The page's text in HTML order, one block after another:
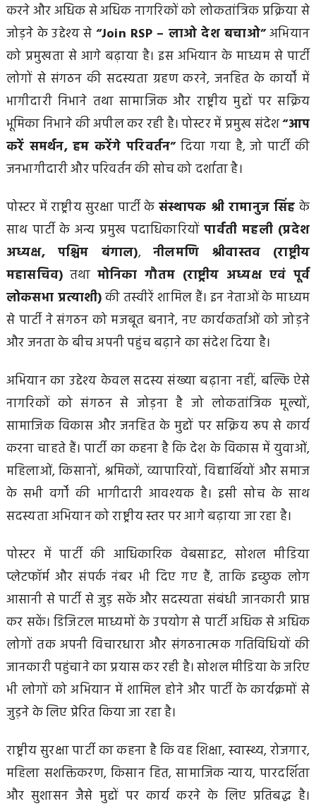
करने और अधिक से अधिक नागरिकों को लोकतांत्रिक प्रक्रिया से
जोड़ने के उद्देश्य से “Join RSP – लाओ देश बचाओ”अभियान
को प्रमुखता से आगे बढ़ाया है। इस अभियान के माध्यम से पार्टी
लोगों से संगठन की सदस्यता ग्रहण करने, जनहित के कार्यों में
भागीदारी निभाने तथा सामाजिक और राष्ट्रीय मुद्दों पर सक्रिय
भूमिका निभाने की अपील कर रही है। पोस्टर में प्रमुख संदेश“आप
करें समर्थन, हम करेंगे परिवर्तन”दिया गया है, जो पार्टी की
जनभागीदारी और परिवर्तन की सोच को दर्शाता है।
पोस्टर में राष्ट्रीय सुरक्षा पार्टी के संस्थापक श्री रामानुज सिंह के
साथ पार्टी के अन्य प्रमुख पदाधिकारियोंपार्वती महली (प्रदेश
अध्यक्ष, पश्चिम बंगाल),नीलमणि श्रीवास्तव (राष्ट्रीय
महासचिव) तथामोनिका गौतम (राष्ट्रीय अध्यक्ष एवं पूर्व
लोकसभा प्रत्याशी)की तस्वीरें शामिल हैं। इन नेताओं के माध्यम
से पार्टी ने संगठन को मजबूत बनाने, नए कार्यकर्ताओं को जोड़ने
और जनता के बीच अपनी पहुंच बढ़ाने का संदेश दिया है।
अभियान का उद्देश्य केवल सदस्य संख्या बढ़ाना नहीं, बल्कि ऐसे
नागरिकों को संगठन से जोड़ना है जो लोकतांत्रिक मूल्यों,
सामाजिक विकास और जनहित के मुद्दों पर सक्रिय रूप से कार्य
करना चाहते हैं। पार्टी का कहना है कि देश के विकास में युवाओं,
महिलाओं, किसानों, श्रमिकों, व्यापारियों, विद्यार्थियों और समाज
के सभी वर्गों की भागीदारी आवश्यक है। इसी सोच के साथ
सदस्यता अभियान को राष्ट्रीय स्तर पर आगे बढ़ाया जा रहा है।
पोस्टर में पार्टी की आधिकारिक वेबसाइट, सोशल मीडिया
प्लेटफॉर्म और संपर्क नंबर भी दिए गए हैं, ताकि इच्छुक लोग
आसानी से पार्टी से जुड़ सकें और सदस्यता संबंधी जानकारी प्राप्त
कर सकें। डिजिटल माध्यमों के उपयोग से पार्टी अधिक से अधिक
लोगों तक अपनी विचारधारा और संगठनात्मक गतिविधियों की
जानकारी पहुंचाने का प्रयास कर रही है। सोशल मीडिया के जरिए
भी लोगों को अभियान में शामिल होने और पार्टी के कार्यक्रमों से
जुड़ने के लिए प्रेरित किया जा रहा है।
राष्ट्रीय सुरक्षा पार्टी का कहना है कि वह शिक्षा, स्वास्थ्य, रोजगार,
महिला सशक्तिकरण, किसान हित, सामाजिक न्याय, पारदर्शिता
और सुशासन जैसे मुद्दों पर कार्य करने के लिए प्रतिबद्ध है।